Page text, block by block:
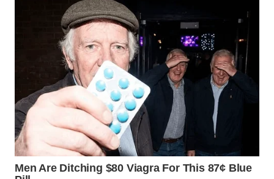
GORONTALO
WN
SULUT
MALUKU
WN